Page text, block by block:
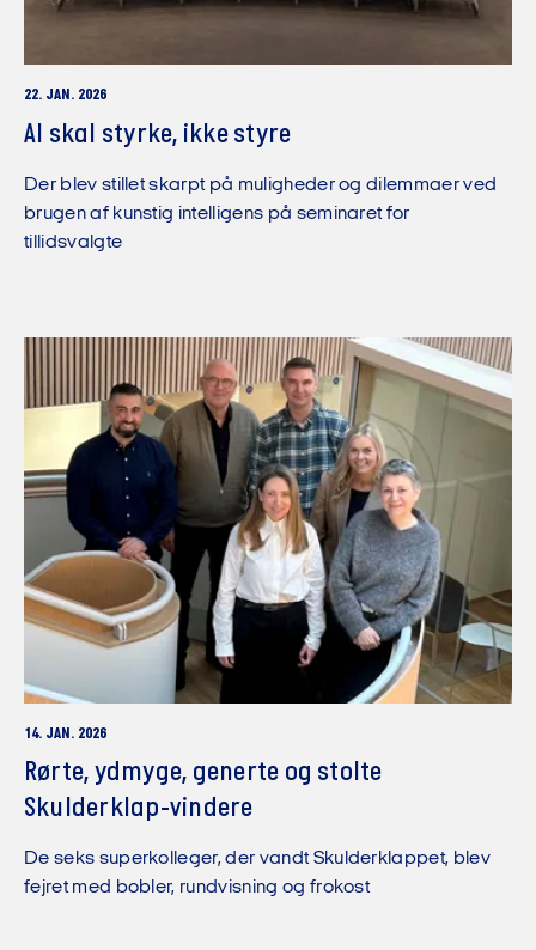
22. JAN. 2026
AI skal styrke, ikke styre
Der blev stillet skarpt på muligheder og dilemmaer ved
brugen af kunstig intelligens på seminaret for
tillidsvalgte
14. JAN. 2026
Rørte, ydmyge, generte og stolte
Skulderklap-vindere
De seks superkolleger, der vandt Skulderklappet, blev
fejret med bobler, rundvisning og frokost